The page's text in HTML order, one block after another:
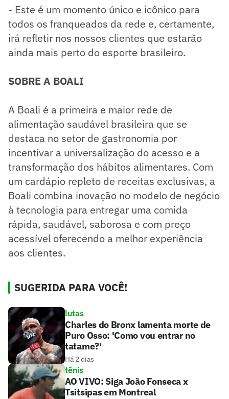
- Este é um momento único e icônico para
todos os franqueados da rede e, certamente,
irá refletir nos nossos clientes que estarão
ainda mais perto do esporte brasileiro.
SOBRE A BOALI
A Boali é a primeira e maior rede de
alimentação saudável brasileira que se
destaca no setor de gastronomia por
incentivar a universalização do acesso e a
transformação dos hábitos alimentares. Com
um cardápio repleto de receitas exclusivas, a
Boali combina inovação no modelo de negócio
à tecnologia para entregar uma comida
rápida, saudável, saborosa e com preço
acessível oferecendo a melhor experiência
aos clientes.
SUGERIDA PARA VOCÊ!
lutas
Charles do Bronx lamenta morte de
Puro Osso: 'Como vou entrar no
tatame?'
Há 2 dias
tênis
AO VIVO: Siga João Fonseca x
Tsitsipas em Montreal